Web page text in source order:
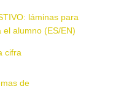
láminas para
alumno (ES/EN)
cifra
de